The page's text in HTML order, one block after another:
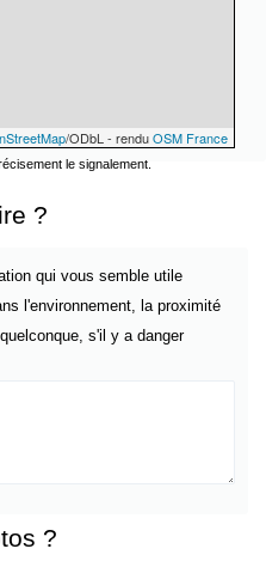
/ODbL - renduOSM France
le signalement.
?
qui vous semble utile
l'environnement, la proximité
s'il y a danger
?